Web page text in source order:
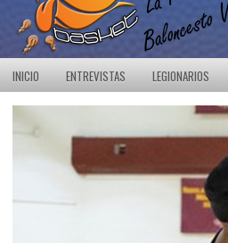
INICIO ENTREVISTAS LEGIONARIOS